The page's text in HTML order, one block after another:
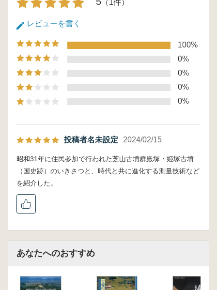
（1件）
レビューを書く
100%
0%
0%
0%
0%
投稿者名未設定 2024/02/15
昭和31年に住民参加で行われた芝山古墳群殿塚・姫塚古墳
（国史跡）のいきさつと、時代と共に進化する測量技術など
を紹介した。
あなたへのおすすめ